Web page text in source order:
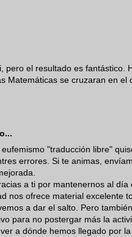
pero el resultado es
Matemáticas se cruzaran en el
"traducción libre"
errores. Si te animas,
a ti por mantenernos al
nos ofrece material excelente
a dar el salto. Pero
para no postergar más la
a dónde hemos llegado por